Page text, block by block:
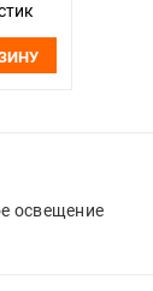
освещение